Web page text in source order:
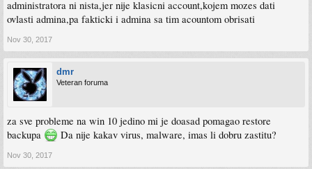
administratora ni nista,jer nije klasicni account,kojem mozes dati
ovlasti admina,pa fakticki i admina sa tim acountom obrisati
Nov 30, 2017
dmr
Veteran foruma
za sve probleme na win 10 jedino mi je doasad pomagao restore
backupa
Da nije kakav virus, malware, imas li dobru zastitu?
Nov 30, 2017